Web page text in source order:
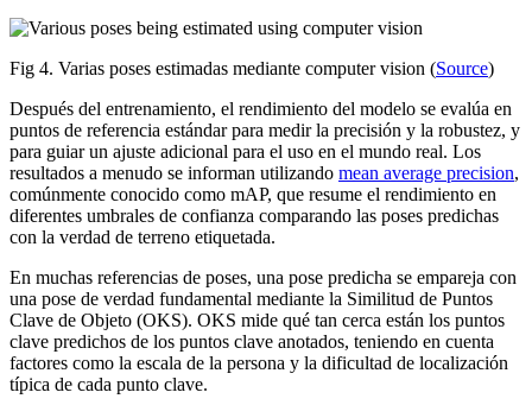
Fig 4. Varias poses estimadas mediante computer vision (Source)
Después del entrenamiento, el rendimiento del modelo se evalúa en
puntos de referencia estándar para medir la precisión y la robustez, y
para guiar un ajuste adicional para el uso en el mundo real. Los
resultados a menudo se informan utilizando mean average precision,
comúnmente conocido como mAP, que resume el rendimiento en
diferentes umbrales de confianza comparando las poses predichas
con la verdad de terreno etiquetada.
En muchas referencias de poses, una pose predicha se empareja con
una pose de verdad fundamental mediante la Similitud de Puntos
Clave de Objeto (OKS). OKS mide qué tan cerca están los puntos
clave predichos de los puntos clave anotados, teniendo en cuenta
factores como la escala de la persona y la dificultad de localización
típica de cada punto clave.